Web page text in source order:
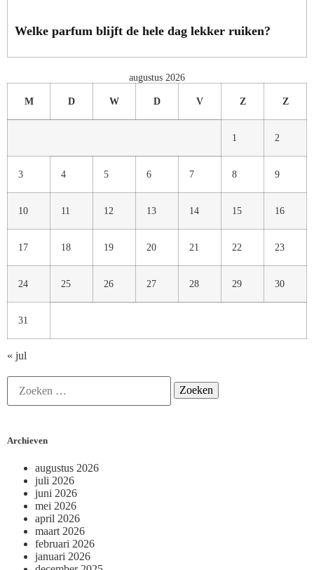
Welke parfum blijft de hele dag lekker ruiken?
augustus 2026
M D W D V Z Z
1 2
3 4 5 6 7 8 9
10 11 12 13 14 15 16
17 18 19 20 21 22 23
24 25 26 27 28 29 30
31
« jul
Archieven
augustus 2026
juli 2026
juni 2026
mei 2026
april 2026
maart 2026
februari 2026
januari 2026